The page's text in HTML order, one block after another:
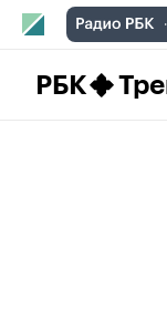
РБК